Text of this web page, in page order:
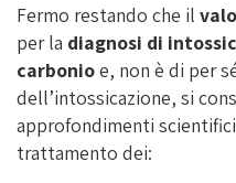
Fermo restando che il
per la diagnosi di
carbonioe, non è di per
dell’intossicazione, si
approfondimenti
trattamento dei: